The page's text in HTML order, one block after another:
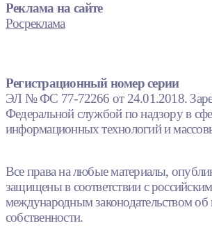
Реклама на сайте
Росреклама
Регистрационный номер серии
ЭЛ № ФС 77-72266 от 24.01.2018.
Федеральной службой по надзору в
информационных технологий и
Все права на любые материалы,
защищены в соответствии с
международным законодательством об
собственности.